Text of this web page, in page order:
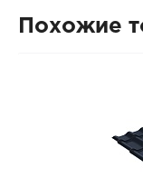
Похожие